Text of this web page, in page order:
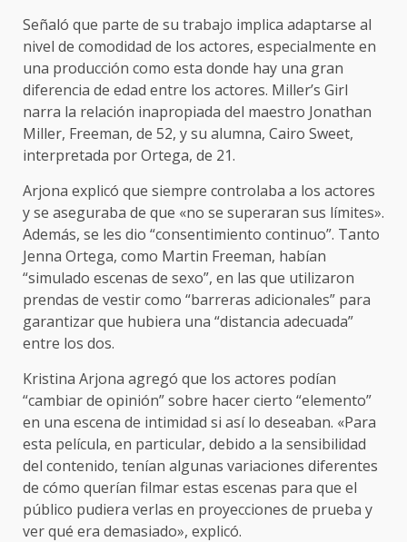
Señaló que parte de su trabajo implica adaptarse al
nivel de comodidad de los actores, especialmente en
una producción como esta donde hay una gran
diferencia de edad entre los actores. Miller’s Girl
narra la relación inapropiada del maestro Jonathan
Miller, Freeman, de 52, y su alumna, Cairo Sweet,
interpretada por Ortega, de 21.
Arjona explicó que siempre controlaba a los actores
y se aseguraba de que «no se superaran sus límites».
Además, se les dio “consentimiento continuo”. Tanto
Jenna Ortega, como Martin Freeman, habían
“simulado escenas de sexo”, en las que utilizaron
prendas de vestir como “barreras adicionales” para
garantizar que hubiera una “distancia adecuada”
entre los dos.
Kristina Arjona agregó que los actores podían
“cambiar de opinión” sobre hacer cierto “elemento”
en una escena de intimidad si así lo deseaban. «Para
esta película, en particular, debido a la sensibilidad
del contenido, tenían algunas variaciones diferentes
de cómo querían filmar estas escenas para que el
público pudiera verlas en proyecciones de prueba y
ver qué era demasiado», explicó.